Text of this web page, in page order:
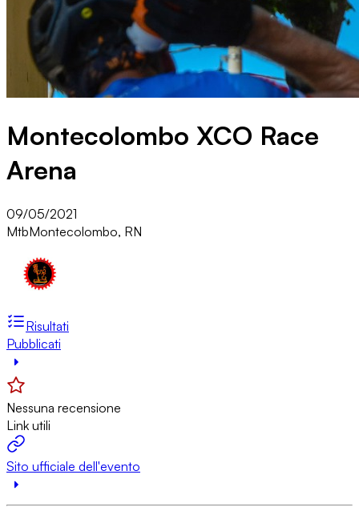
Montecolombo XCO Race
Arena
09/05/2021
MtbMontecolombo, RN
Risultati
Pubblicati
Nessuna recensione
Link utili
Sito ufficiale dell'evento